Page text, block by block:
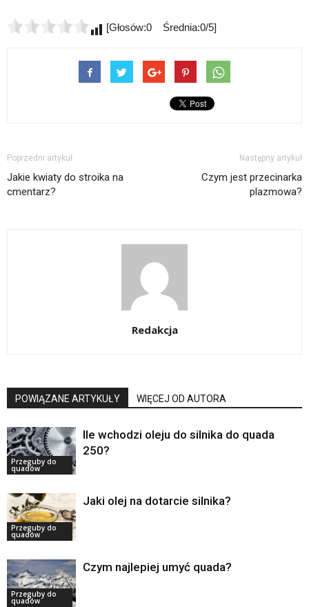
[Głosów:0 Średnia:0/5]
Poprzedni artykuł
Jakie kwiaty do stroika na
cmentarz?
Następny artykuł
Czym jest przecinarka
plazmowa?
Redakcja
POWIĄZANE ARTYKUŁY WIĘCEJ OD AUTORA
Przeguby do
quadów
Ile wchodzi oleju do silnika do quada
250?
Przeguby do
quadów
Jaki olej na dotarcie silnika?
Przeguby do
quadów
Czym najlepiej umyć quada?